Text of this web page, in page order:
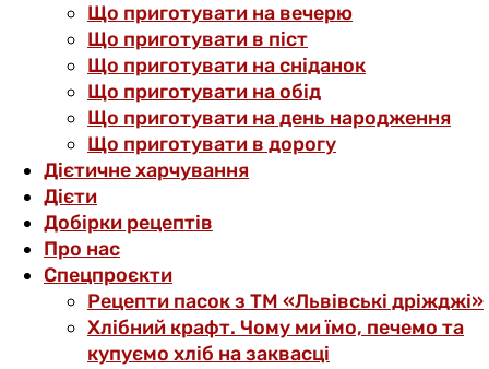
Що приготувати на вечерю
Що приготувати в піст
Що приготувати на сніданок
Що приготувати на обід
Що приготувати на день народження
Що приготувати в дорогу
Дієтичне харчування
Дієти
Добірки рецептів
Про нас
Спецпроєкти
Рецепти пасок з ТМ «Львівські дріжджі»
Хлібний крафт. Чому ми їмо, печемо та
купуємо хліб на заквасці